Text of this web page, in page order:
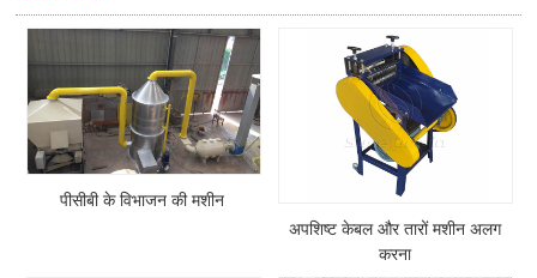
पीसीबी के विभाजन की मशीन
अपशिष्ट केबल और तारों मशीन अलग
करना